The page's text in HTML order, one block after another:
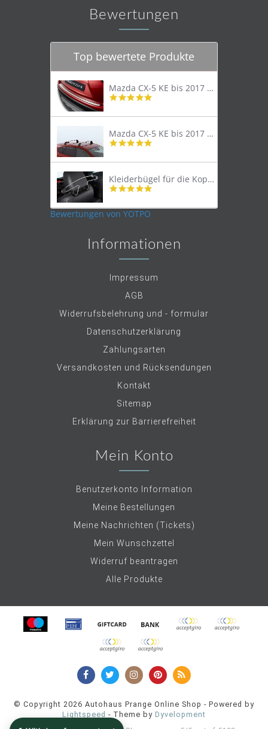
Bewertungen
Top bewertete Produkte
Mazda CX-5 KE bis 2017 Trittschutzleiste Edelstahl original
4.8
rating
Mazda CX-5 KE bis 2017 Lastenträger Dachträger
4.9
rating
Kleiderbügel für die Kopfstütze
4.9
rating
Bewertungen von YOTPO
Informationen
Impressum
AGB
Widerrufsbelehrung und - formular
Datenschutzerklärung
Zahlungsarten
Versandkosten und Rücksendungen
Kontakt
Sitemap
Erklärung zur Barrierefreiheit
Mein Konto
Benutzerkonto Information
Meine Bestellungen
Meine Nachrichten (Tickets)
Mein Wunschzettel
Widerruf beantragen
Alle Produkte
© Copyright 2026 Autohaus Prange Online Shop - Powered by
Lightspeed - Theme by Dyvelopment